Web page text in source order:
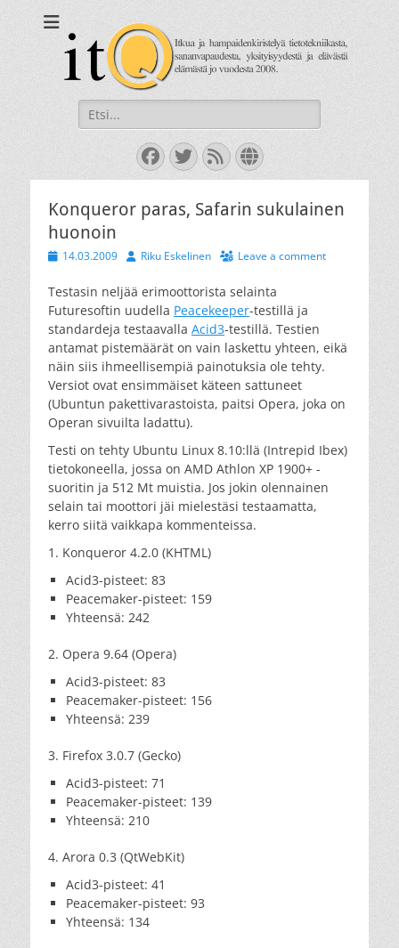
Itkua ja hammastenkiristelyä jo vuodesta 2008.
Search
for:
Facebook
Twitter
FeedWebsite
Konqueror paras, Safarin sukulainen
huonoin
Posted14.03.2009 AuthorRiku Eskelinen Leave a comment
Testasin neljää erimoottorista selainta
Futuresoftin uudella Peacekeeper-testillä ja
standardeja testaavalla Acid3-testillä. Testien
antamat pistemäärät on vain laskettu yhteen, eikä
näin siis ihmeellisempiä painotuksia ole tehty.
Versiot ovat ensimmäiset käteen sattuneet
(Ubuntun pakettivarastoista, paitsi Opera, joka on
Operan sivuilta ladattu).
Testi on tehty Ubuntu Linux 8.10:llä (Intrepid Ibex)
tietokoneella, jossa on AMD Athlon XP 1900+ -
suoritin ja 512 Mt muistia. Jos jokin olennainen
selain tai moottori jäi mielestäsi testaamatta,
kerro siitä vaikkapa kommenteissa.
1. Konqueror 4.2.0 (KHTML)
Acid3-pisteet: 83
Peacemaker-pisteet: 159
Yhteensä: 242
2. Opera 9.64 (Opera)
Acid3-pisteet: 83
Peacemaker-pisteet: 156
Yhteensä: 239
3. Firefox 3.0.7 (Gecko)
Acid3-pisteet: 71
Peacemaker-pisteet: 139
Yhteensä: 210
4. Arora 0.3 (QtWebKit)
Acid3-pisteet: 41
Peacemaker-pisteet: 93
Yhteensä: 134